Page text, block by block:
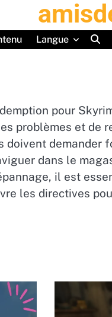
Langue
pour
problèmes et de
doivent demander
dans le
il est
les directives